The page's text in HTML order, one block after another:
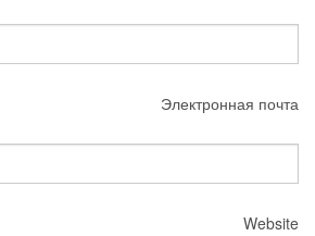
Электронная почта
Website